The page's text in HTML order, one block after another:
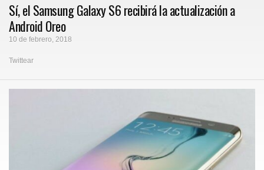
Sí, el Samsung Galaxy S6 recibirá la actualización a
Android Oreo
10 de febrero, 2018
Twittear